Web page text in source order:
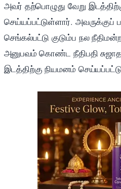
அவர் தற்பொழுது வேறு
செய்யப்பட்டுள்ளார். அவருக்குப்
செங்கல்பட்டு குடும்ப நல
அனுபவம் கொண்ட நீதிபதி
இடத்திற்கு நியமனம்